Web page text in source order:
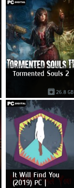
Tormented Souls 2
26.8 GB
It Will Find You
(2019) PC |